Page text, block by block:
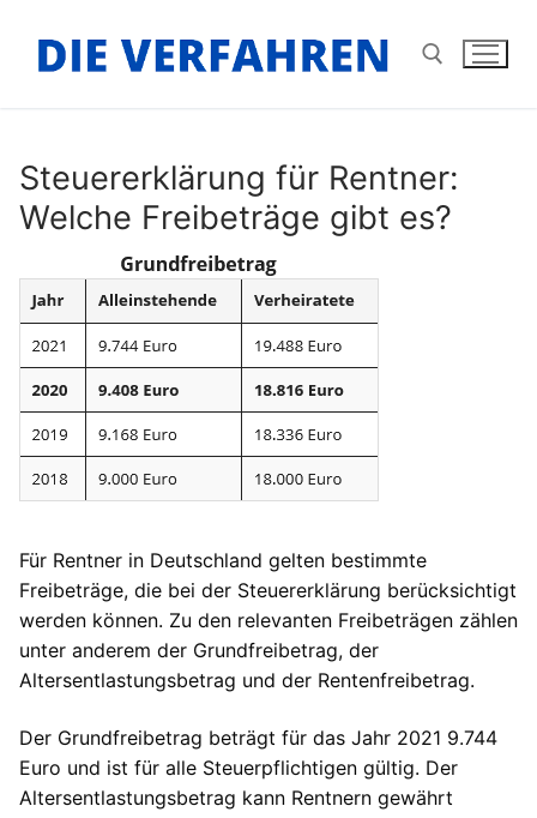
Inhalt
springen
Steuererklärung für Rentner:
Welche Freibeträge gibt es?
Für Rentner in Deutschland gelten bestimmte
Freibeträge, die bei der Steuererklärung berücksichtigt
werden können. Zu den relevanten Freibeträgen zählen
unter anderem der Grundfreibetrag, der
Altersentlastungsbetrag und der Rentenfreibetrag.
Der Grundfreibetrag beträgt für das Jahr 2021 9.744
Euro und ist für alle Steuerpflichtigen gültig. Der
Altersentlastungsbetrag kann Rentnern gewährt